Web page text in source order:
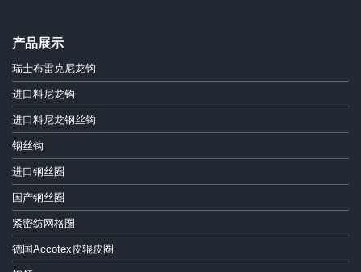
产品展示
瑞士布雷克尼龙钩
进口料尼龙钩
进口料尼龙钢丝钩
钢丝钩
进口钢丝圈
国产钢丝圈
紧密纺网格圈
德国Accotex皮辊皮圈